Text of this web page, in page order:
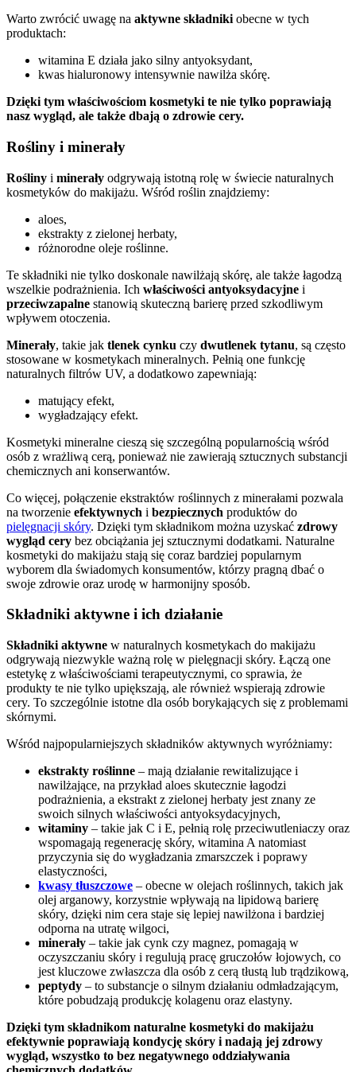
Warto zwrócić uwagę na aktywne składniki obecne w tych
produktach:
witamina E działa jako silny antyoksydant,
kwas hialuronowy intensywnie nawilża skórę.
Dzięki tym właściwościom kosmetyki te nie tylko poprawiają
nasz wygląd, ale także dbają o zdrowie cery.
Rośliny i minerały
Rośliny i minerały odgrywają istotną rolę w świecie naturalnych
kosmetyków do makijażu. Wśród roślin znajdziemy:
aloes,
ekstrakty z zielonej herbaty,
różnorodne oleje roślinne.
Te składniki nie tylko doskonale nawilżają skórę, ale także łagodzą
wszelkie podrażnienia. Ich właściwości antyoksydacyjne i
przeciwzapalne stanowią skuteczną barierę przed szkodliwym
wpływem otoczenia.
Minerały, takie jak tlenek cynku czy dwutlenek tytanu, są często
stosowane w kosmetykach mineralnych. Pełnią one funkcję
naturalnych filtrów UV, a dodatkowo zapewniają:
matujący efekt,
wygładzający efekt.
Kosmetyki mineralne cieszą się szczególną popularnością wśród
osób z wrażliwą cerą, ponieważ nie zawierają sztucznych substancji
chemicznych ani konserwantów.
Co więcej, połączenie ekstraktów roślinnych z minerałami pozwala
na tworzenie efektywnych i bezpiecznych produktów do
pielęgnacji skóry. Dzięki tym składnikom można uzyskać zdrowy
wygląd cery bez obciążania jej sztucznymi dodatkami. Naturalne
kosmetyki do makijażu stają się coraz bardziej popularnym
wyborem dla świadomych konsumentów, którzy pragną dbać o
swoje zdrowie oraz urodę w harmonijny sposób.
Składniki aktywne i ich działanie
Składniki aktywne w naturalnych kosmetykach do makijażu
odgrywają niezwykle ważną rolę w pielęgnacji skóry. Łączą one
estetykę z właściwościami terapeutycznymi, co sprawia, że
produkty te nie tylko upiększają, ale również wspierają zdrowie
cery. To szczególnie istotne dla osób borykających się z problemami
skórnymi.
Wśród najpopularniejszych składników aktywnych wyróżniamy:
ekstrakty roślinne – mają działanie rewitalizujące i
nawilżające, na przykład aloes skutecznie łagodzi
podrażnienia, a ekstrakt z zielonej herbaty jest znany ze
swoich silnych właściwości antyoksydacyjnych,
witaminy – takie jak C i E, pełnią rolę przeciwutleniaczy oraz
wspomagają regenerację skóry, witamina A natomiast
przyczynia się do wygładzania zmarszczek i poprawy
elastyczności,
kwasy tłuszczowe – obecne w olejach roślinnych, takich jak
olej arganowy, korzystnie wpływają na lipidową barierę
skóry, dzięki nim cera staje się lepiej nawilżona i bardziej
odporna na utratę wilgoci,
minerały – takie jak cynk czy magnez, pomagają w
oczyszczaniu skóry i regulują pracę gruczołów łojowych, co
jest kluczowe zwłaszcza dla osób z cerą tłustą lub trądzikową,
peptydy – to substancje o silnym działaniu odmładzającym,
które pobudzają produkcję kolagenu oraz elastyny.
Dzięki tym składnikom naturalne kosmetyki do makijażu
efektywnie poprawiają kondycję skóry i nadają jej zdrowy
wygląd, wszystko to bez negatywnego oddziaływania